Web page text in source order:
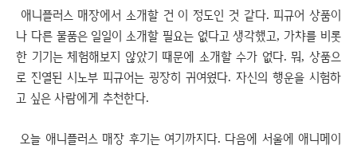
애니플러스 매장에서 소개할 건 이 정도인 것 같다. 피규어 상품이
나 다른 물품은 일일이 소개할 필요는 없다고 생각했고, 가챠를 비롯
한 기기는 체험해보지 않았기 때문에 소개할 수가 없다. 뭐, 상품으
로 진열된 시노부 피규어는 굉장히 귀여웠다. 자신의 행운을 시험하
고 싶은 사람에게 추천한다.
오늘 애니플러스 매장 후기는 여기까지다. 다음에 서울에 애니메이